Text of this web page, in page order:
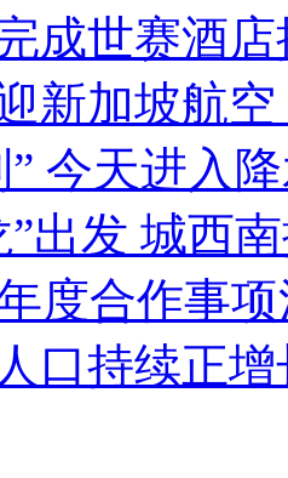
成世赛酒
新加坡航
今天进入
”出发 城西
度合作事
口持续正